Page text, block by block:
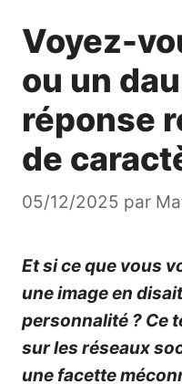
Voyez-
ou un
réponse
de
05/12/2025 par
Et si ce que vous
une image en
personnalité ? Ce
sur les réseaux
une facette